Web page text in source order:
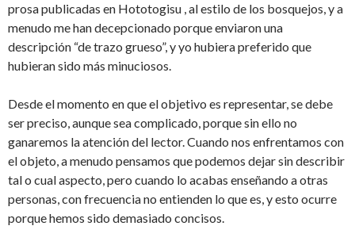
prosa publicadas en Hototogisu , al estilo de los bosquejos, y a
menudo me han decepcionado porque enviaron una
descripción “de trazo grueso”, y yo hubiera preferido que
hubieran sido más minuciosos.
Desde el momento en que el objetivo es representar, se debe
ser preciso, aunque sea complicado, porque sin ello no
ganaremos la atención del lector. Cuando nos enfrentamos con
el objeto, a menudo pensamos que podemos dejar sin describir
tal o cual aspecto, pero cuando lo acabas enseñando a otras
personas, con frecuencia no entienden lo que es, y esto ocurre
porque hemos sido demasiado concisos.